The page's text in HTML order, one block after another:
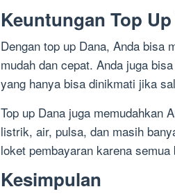
Keuntungan Top
Dengan top up Dana, Anda bisa
mudah dan cepat. Anda juga
yang hanya bisa dinikmati jika
Top up Dana juga memudahkan
listrik, air, pulsa, dan masih
loket pembayaran karena
Kesimpulan